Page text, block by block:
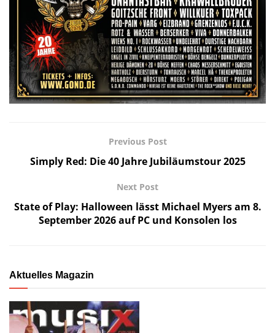
Previous Post
Simply Red: Die 40 Jahre Jubiläumstour 2025
Next Post
State of Play: Halloween lässt Michael Myers am 8.
September 2026 auf PC und Konsolen los
Aktuelles Magazin